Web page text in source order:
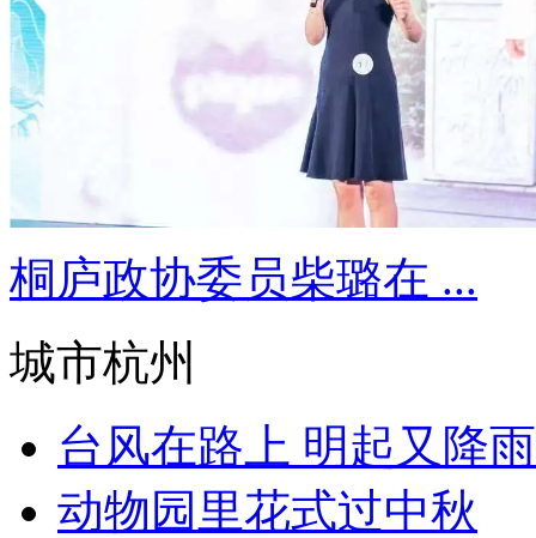
桐庐政协委员柴璐在 ...
城市杭州
台风在路上 明起又降雨
动物园里花式过中秋